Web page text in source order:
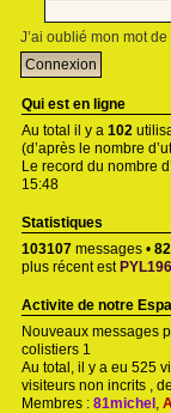
J’ai oublié mon mot de
Qui est en ligne
Au total il y a 102
(d’après le nombre
Le record du nombre
15:48
Statistiques
103107 messages •
plus récent est
Activite de notre
Nouveaux messages
colistiers 1
Au total, il y a eu 525
visiteurs non incrits ,
Membres : 81michel ,